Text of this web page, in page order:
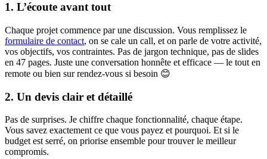
1. L’écoute avant tout
Chaque projet commence par une discussion. Vous remplissez le
formulaire de contact, on se cale un call, et on parle de votre activité,
vos objectifs, vos contraintes. Pas de jargon technique, pas de slides
en 47 pages. Juste une conversation honnête et efficace — le tout en
remote ou bien sur rendez-vous si besoin 😊
2. Un devis clair et détaillé
Pas de surprises. Je chiffre chaque fonctionnalité, chaque étape.
Vous savez exactement ce que vous payez et pourquoi. Et si le
budget est serré, on priorise ensemble pour trouver le meilleur
compromis.